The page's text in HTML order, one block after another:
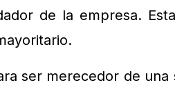
de la empresa.
ser merecedor de una